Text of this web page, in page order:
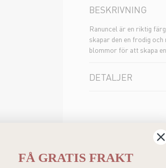
BESKRIVNING
Ranuncel är en riktig
skapar den en frodig
blommor för att skapa
DETALJER
FÅ GRATIS FRAKT